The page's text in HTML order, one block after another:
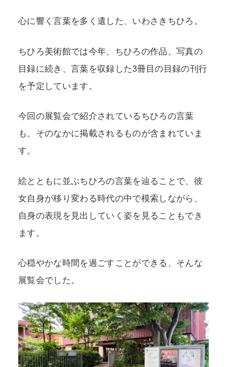
心に響く言葉を多く遺した、いわさきちひろ。
ちひろ美術館では今年、ちひろの作品、写真の
目録に続き、言葉を収録した3冊目の目録の刊行
を予定しています。
今回の展覧会で紹介されているちひろの言葉
も、そのなかに掲載されるものが含まれていま
す。
絵とともに並ぶちひろの言葉を辿ることで、彼
女自身が移り変わる時代の中で模索しながら、
自身の表現を見出していく姿を見ることもでき
ます。
心穏やかな時間を過ごすことができる、そんな
展覧会でした。